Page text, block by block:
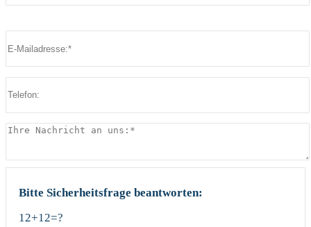
Bitte lasse dieses Feld leer.
Bitte Sicherheitsfrage beantworten:
12+12=?